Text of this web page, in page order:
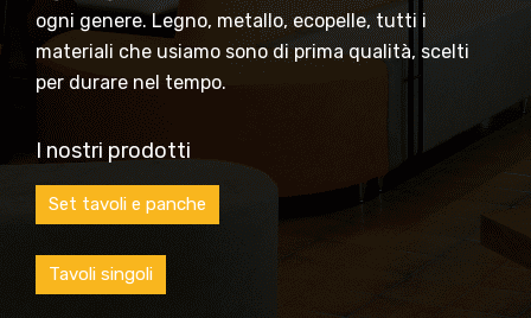
ogni genere. Legno, metallo, ecopelle, tutti i
materiali che usiamo sono di prima qualità, scelti
per durare nel tempo.
I nostri prodotti
Set tavoli e panche
Tavoli singoli